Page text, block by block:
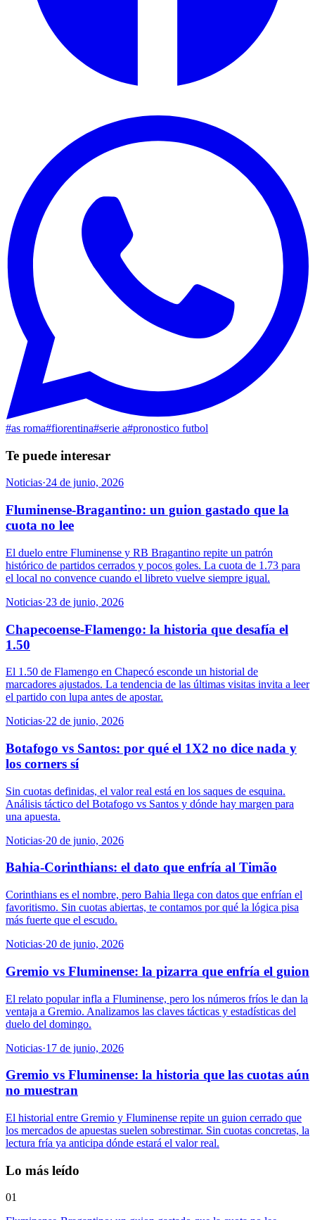
#as roma#fiorentina#serie a#pronostico futbol
Te puede interesar
Noticias·24 de junio, 2026
Fluminense-Bragantino: un guion gastado que la
cuota no lee
El duelo entre Fluminense y RB Bragantino repite un patrón
histórico de partidos cerrados y pocos goles. La cuota de 1.73 para
el local no convence cuando el libreto vuelve siempre igual.
Noticias·23 de junio, 2026
Chapecoense-Flamengo: la historia que desafía el
1.50
El 1.50 de Flamengo en Chapecó esconde un historial de
marcadores ajustados. La tendencia de las últimas visitas invita a leer
el partido con lupa antes de apostar.
Noticias·22 de junio, 2026
Botafogo vs Santos: por qué el 1X2 no dice nada y
los corners sí
Sin cuotas definidas, el valor real está en los saques de esquina.
Análisis táctico del Botafogo vs Santos y dónde hay margen para
una apuesta.
Noticias·20 de junio, 2026
Bahia-Corinthians: el dato que enfría al Timão
Corinthians es el nombre, pero Bahia llega con datos que enfrían el
favoritismo. Sin cuotas abiertas, te contamos por qué la lógica pisa
más fuerte que el escudo.
Noticias·20 de junio, 2026
Gremio vs Fluminense: la pizarra que enfría el guion
El relato popular infla a Fluminense, pero los números fríos le dan la
ventaja a Gremio. Analizamos las claves tácticas y estadísticas del
duelo del domingo.
Noticias·17 de junio, 2026
Gremio vs Fluminense: la historia que las cuotas aún
no muestran
El historial entre Gremio y Fluminense repite un guion cerrado que
los mercados de apuestas suelen sobrestimar. Sin cuotas concretas, la
lectura fría ya anticipa dónde estará el valor real.
Lo más leído
01